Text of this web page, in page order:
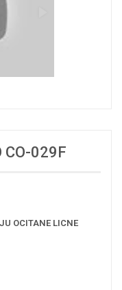
CO-029F
OCITANE LICNE